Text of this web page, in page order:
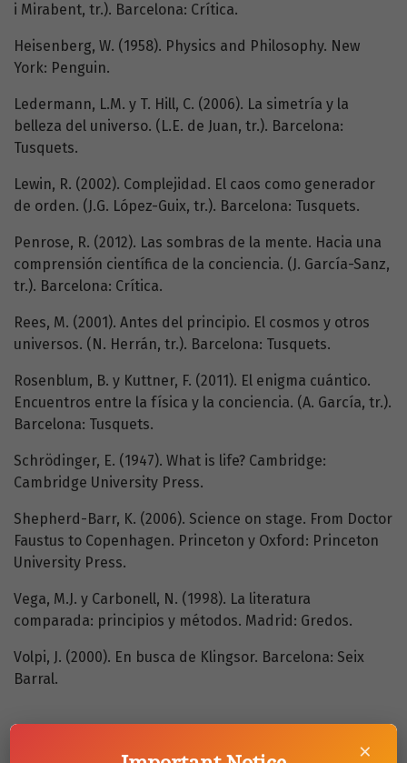
i Mirabent, tr.). Barcelona: Crítica.
Heisenberg, W. (1958). Physics and Philosophy. New
York: Penguin.
Ledermann, L.M. y T. Hill, C. (2006). La simetría y la
belleza del universo. (L.E. de Juan, tr.). Barcelona:
Tusquets.
Lewin, R. (2002). Complejidad. El caos como generador
de orden. (J.G. López-Guix, tr.). Barcelona: Tusquets.
Penrose, R. (2012). Las sombras de la mente. Hacia una
comprensión científica de la conciencia. (J. García-Sanz,
tr.). Barcelona: Crítica.
Rees, M. (2001). Antes del principio. El cosmos y otros
universos. (N. Herrán, tr.). Barcelona: Tusquets.
Rosenblum, B. y Kuttner, F. (2011). El enigma cuántico.
Encuentros entre la física y la conciencia. (A. García, tr.).
Barcelona: Tusquets.
Schrödinger, E. (1947). What is life? Cambridge:
Cambridge University Press.
Shepherd-Barr, K. (2006). Science on stage. From Doctor
Faustus to Copenhagen. Princeton y Oxford: Princeton
University Press.
Vega, M.J. y Carbonell, N. (1998). La literatura
comparada: principios y métodos. Madrid: Gredos.
Volpi, J. (2000). En busca de Klingsor. Barcelona: Seix
Barral.
×